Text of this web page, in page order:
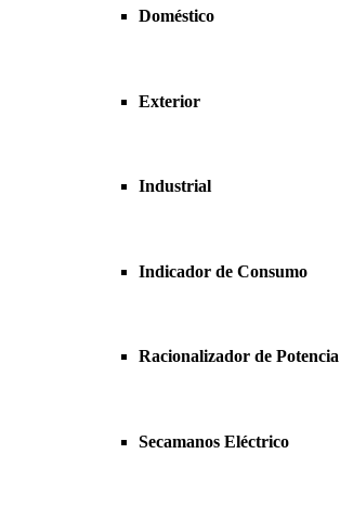
Doméstico
Exterior
Industrial
Indicador de Consumo
Racionalizador de Potencia
Secamanos Eléctrico